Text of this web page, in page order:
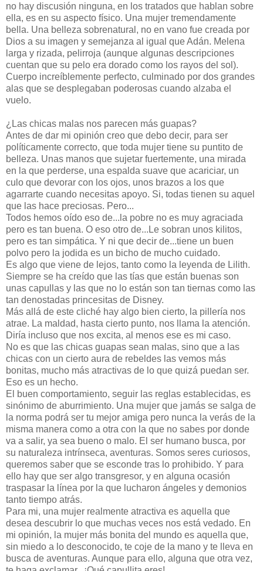
no hay discusión ninguna, en los tratados que hablan sobre
ella, es en su aspecto físico. Una mujer tremendamente
bella. Una belleza sobrenatural, no en vano fue creada por
Dios a su imagen y semejanza al igual que Adán. Melena
larga y rizada, pelirroja (aunque algunas descripciones
cuentan que su pelo era dorado como los rayos del sol).
Cuerpo increíblemente perfecto, culminado por dos grandes
alas que se desplegaban poderosas cuando alzaba el
vuelo.
¿Las chicas malas nos parecen más guapas?
Antes de dar mi opinión creo que debo decir, para ser
políticamente correcto, que toda mujer tiene su puntito de
belleza. Unas manos que sujetar fuertemente, una mirada
en la que perderse, una espalda suave que acariciar, un
culo que devorar con los ojos, unos brazos a los que
agarrarte cuando necesitas apoyo. Si, todas tienen su aquel
que las hace preciosas. Pero...
Todos hemos oído eso de...la pobre no es muy agraciada
pero es tan buena. O eso otro de...Le sobran unos kilitos,
pero es tan simpática. Y ni que decir de...tiene un buen
polvo pero la jodida es un bicho de mucho cuidado.
Es algo que viene de lejos, tanto como la leyenda de Lilith.
Siempre se ha creído que las tías que están buenas son
unas capullas y las que no lo están son tan tiernas como las
tan denostadas princesitas de Disney.
Más allá de este cliché hay algo bien cierto, la pillería nos
atrae. La maldad, hasta cierto punto, nos llama la atención.
Diría incluso que nos excita, al menos ese es mi caso.
No es que las chicas guapas sean malas, sino que a las
chicas con un cierto aura de rebeldes las vemos más
bonitas, mucho más atractivas de lo que quizá puedan ser.
Eso es un hecho.
El buen comportamiento, seguir las reglas establecidas, es
sinónimo de aburrimiento. Una mujer que jamás se salga de
la norma podrá ser tu mejor amiga pero nunca la verás de la
misma manera como a otra con la que no sabes por donde
va a salir, ya sea bueno o malo. El ser humano busca, por
su naturaleza intrínseca, aventuras. Somos seres curiosos,
queremos saber que se esconde tras lo prohibido. Y para
ello hay que ser algo transgresor, y en alguna ocasión
traspasar la línea por la que lucharon ángeles y demonios
tanto tiempo atrás.
Para mi, una mujer realmente atractiva es aquella que
desea descubrir lo que muchas veces nos está vedado. En
mi opinión, la mujer más bonita del mundo es aquella que,
sin miedo a lo desconocido, te coje de la mano y te lleva en
busca de aventuras. Aunque para ello, alguna que otra vez,